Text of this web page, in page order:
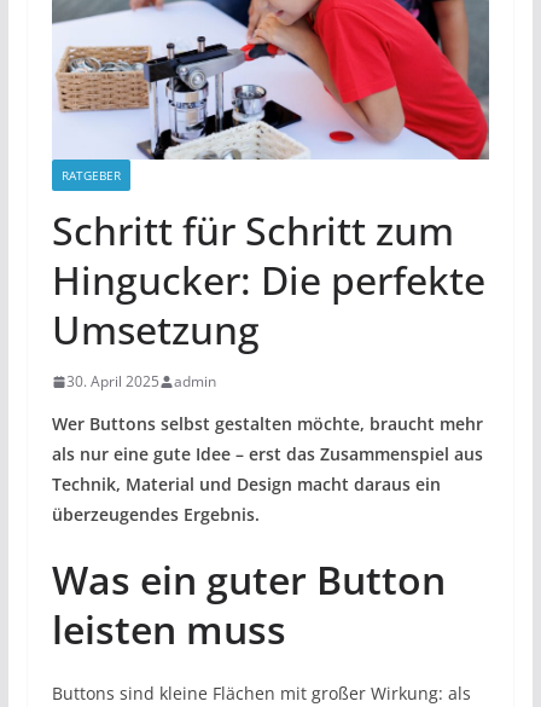
RATGEBER
Schritt für Schritt zum
Hingucker: Die perfekte
Umsetzung
30. April 2025 admin
Wer Buttons selbst gestalten möchte, braucht mehr
als nur eine gute Idee – erst das Zusammenspiel aus
Technik, Material und Design macht daraus ein
überzeugendes Ergebnis.
Was ein guter Button
leisten muss
Buttons sind kleine Flächen mit großer Wirkung: als